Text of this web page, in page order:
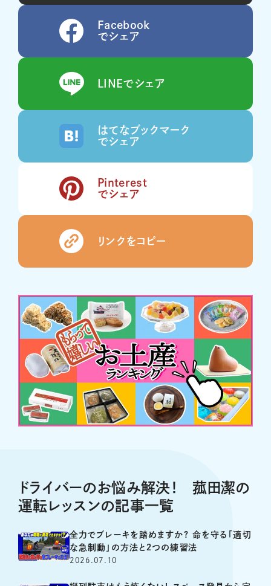
Facebook
でシェア
LINEでシェア
はてなブックマーク
でシェア
Pinterest
でシェア
リンクをコピー
ドライバーのお悩み解決！ 菰田潔の
運転レッスンの記事一覧
全力でブレーキを踏めますか? 命を守る「適切
な急制動」の方法と２つの練習法
2026.07.10